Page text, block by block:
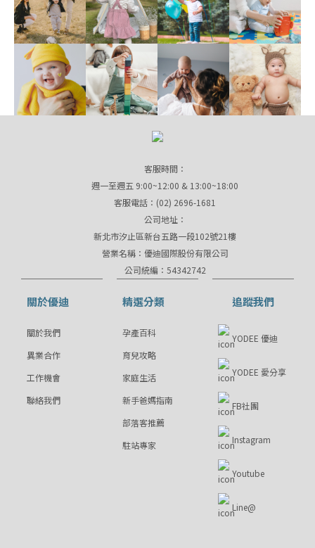
客服時間：
週一至週五 9:00~12:00 & 13:00~18:00
客服電話：(02) 2696-1681
公司地址：
新北市汐止區新台五路一段102號21樓
營業名稱：優迪國際股份有限公司
公司統編：54342742
關於優迪
關於我們
異業合作
工作機會
聯絡我們
精選分類
孕產百科
育兒攻略
家庭生活
新手爸媽指南
部落客推薦
駐站專家
追蹤我們
YODEE 優迪
YODEE 愛分享
FB社團
Instagram
Youtube
Line@